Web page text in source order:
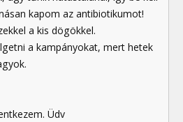
kapom az antibiotikumot!
a kis dögökkel.
a kampányokat, mert hetek
Üdv